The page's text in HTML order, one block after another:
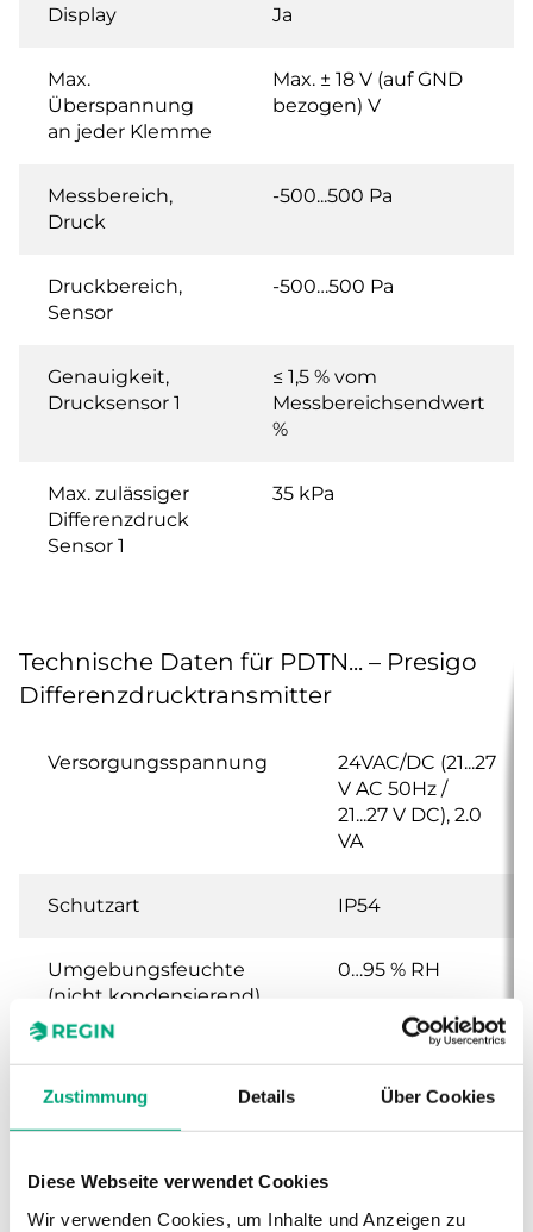
Zustimmung Details Über Cookies
Diese Webseite verwendet Cookies
Wir verwenden Cookies, um Inhalte und Anzeigen zu
Display Ja
Max.
Überspannung
an jeder Klemme
Max. ± 18 V (auf GND
bezogen) V
Messbereich,
Druck
-500...500 Pa
Druckbereich,
Sensor
-500…500 Pa
Genauigkeit,
Drucksensor 1
≤ 1,5 % vom
Messbereichsendwert
%
Max. zulässiger
Differenzdruck
Sensor 1
35 kPa
Technische Daten für PDTN... – Presigo
Differenzdrucktransmitter
Versorgungsspannung
24VAC/DC (21...27
V AC 50Hz /
21...27 V DC), 2.0
VA
Schutzart IP54
Umgebungsfeuchte
(nicht kondensierend)
0…95 % RH
Umgebungstemperatur -25…50 °C
Montage
Abmessungen, außen
(B x H x T)